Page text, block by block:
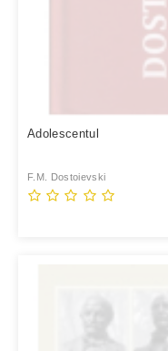
Adolescentul
F.M. Dostoievski